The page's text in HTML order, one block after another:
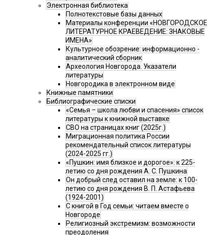
Электронная библиотека
Полнотекстовые базы данных
Материалы конференции «НОВГОРОДСКОЕ
ЛИТЕРАТУРНОЕ КРАЕВЕДЕНИЕ: ЗНАКОВЫЕ
ИМЕНА»
Культурное обозрение: информационно -
аналитический сборник
Археология Новгорода. Указатели
литературы
Новгородика в электронном виде
Книжные памятники
Библиографические списки
«Семья – школа любви и спасения» список
литературы к книжной выставке
СВО на страницах книг (2025г.)
Миграционная политика России
рекомендательный список литературы
(2024-2025 гг.)
«Пушкин: имя близкое и дорогое»: к 225-
летию со дня рождения А. С. Пушкина
Он добрый след оставил на земле: к 100-
летию со дня рождения В. П. Астафьева
(1924-2001)
С книгой в Год семьи: читаем вместе о
Новгороде
Религиозный экстремизм: возможности
преодоления